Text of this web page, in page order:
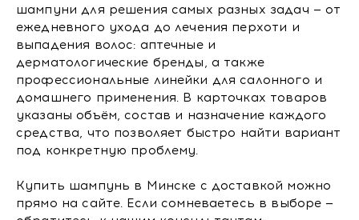
шампуни для решения самых разных задач — от
ежедневного ухода до лечения перхоти и
выпадения волос: аптечные и
дерматологические бренды, а также
профессиональные линейки для салонного и
домашнего применения. В карточках товаров
указаны объём, состав и назначение каждого
средства, что позволяет быстро найти вариант
под конкретную проблему.
Купить шампунь в Минске с доставкой можно
прямо на сайте. Если сомневаетесь в выборе —